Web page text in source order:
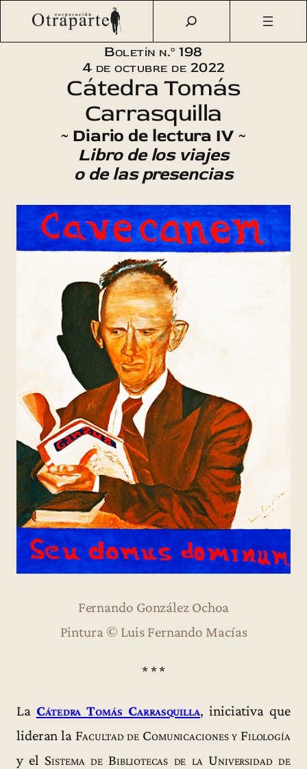
Saltar
Otraparte.org /Corporación Boletín/
Boletín n.º 198 –
Fernando González en la Cátedra Tomás Carrasquilla
Boletín n.º 198
4 de octubre de 2022
Cátedra Tomás
Carrasquilla
~ Diario de lectura IV ~
Libro de los viajes
o de las presencias
Fernando González Ochoa
Pintura © Luis Fernando Macías
* * *
La Cátedra Tomás Carrasquilla, iniciativa que
lideran la Facultad de Comunicaciones y Filología
y el Sistema de Bibliotecas de la Universidad de